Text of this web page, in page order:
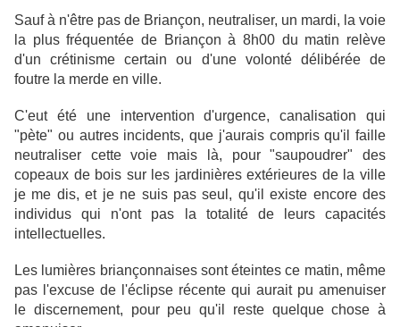
Sauf à n'être pas de Briançon, neutraliser, un mardi, la voie
la plus fréquentée de Briançon à 8h00 du matin relève
d'un crétinisme certain ou d'une volonté délibérée de
foutre la merde en ville.
C'eut été une intervention d'urgence, canalisation qui
"pète" ou autres incidents, que j'aurais compris qu'il faille
neutraliser cette voie mais là, pour "saupoudrer" des
copeaux de bois sur les jardinières extérieures de la ville
je me dis, et je ne suis pas seul, qu'il existe encore des
individus qui n'ont pas la totalité de leurs capacités
intellectuelles.
Les lumières briançonnaises sont éteintes ce matin, même
pas l'excuse de l'éclipse récente qui aurait pu amenuiser
le discernement, pour peu qu'il reste quelque chose à